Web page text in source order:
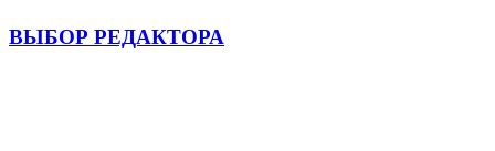
ВЫБОР РЕДАКТОРА